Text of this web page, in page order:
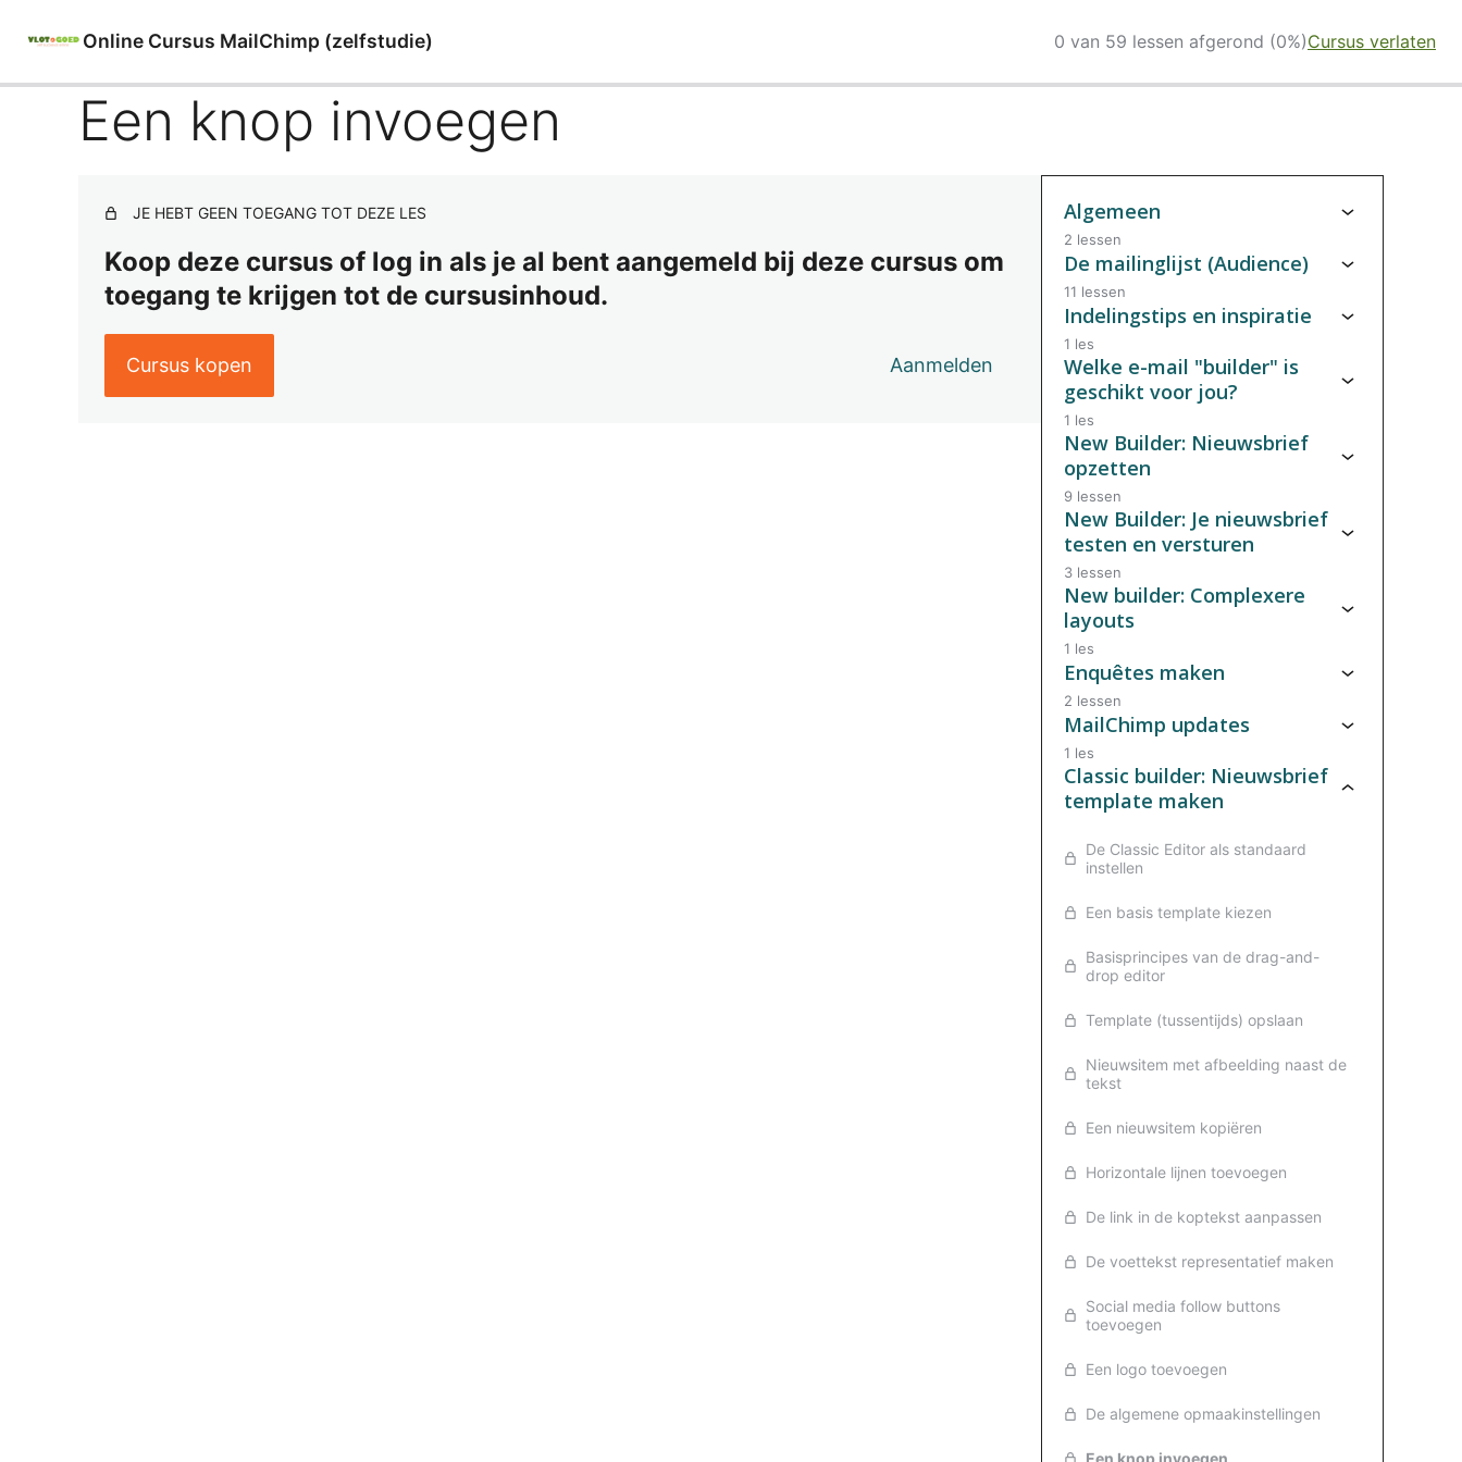
Online Cursus MailChimp (zelfstudie) 0 van 59 lessen afgerond (0%)Cursus verlaten
Een knop invoegen
JE HEBT GEEN TOEGANG TOT DEZE LES
Koop deze cursus of log in als je al bent aangemeld bij deze cursus om
toegang te krijgen tot de cursusinhoud.
Cursus kopen Aanmelden
Algemeen
2 lessen
De mailinglijst (Audience)
11 lessen
Indelingstips en inspiratie
1 les
Welke e-mail "builder" is
geschikt voor jou?
1 les
New Builder: Nieuwsbrief
opzetten
9 lessen
New Builder: Je nieuwsbrief
testen en versturen
3 lessen
New builder: Complexere
layouts
1 les
Enquêtes maken
2 lessen
MailChimp updates
1 les
Classic builder: Nieuwsbrief
template maken
De Classic Editor als standaard
instellen
Een basis template kiezen
Basisprincipes van de drag-and-
drop editor
Template (tussentijds) opslaan
Nieuwsitem met afbeelding naast de
tekst
Een nieuwsitem kopiëren
Horizontale lijnen toevoegen
De link in de koptekst aanpassen
De voettekst representatief maken
Social media follow buttons
toevoegen
Een logo toevoegen
De algemene opmaakinstellingen
Een knop invoegen